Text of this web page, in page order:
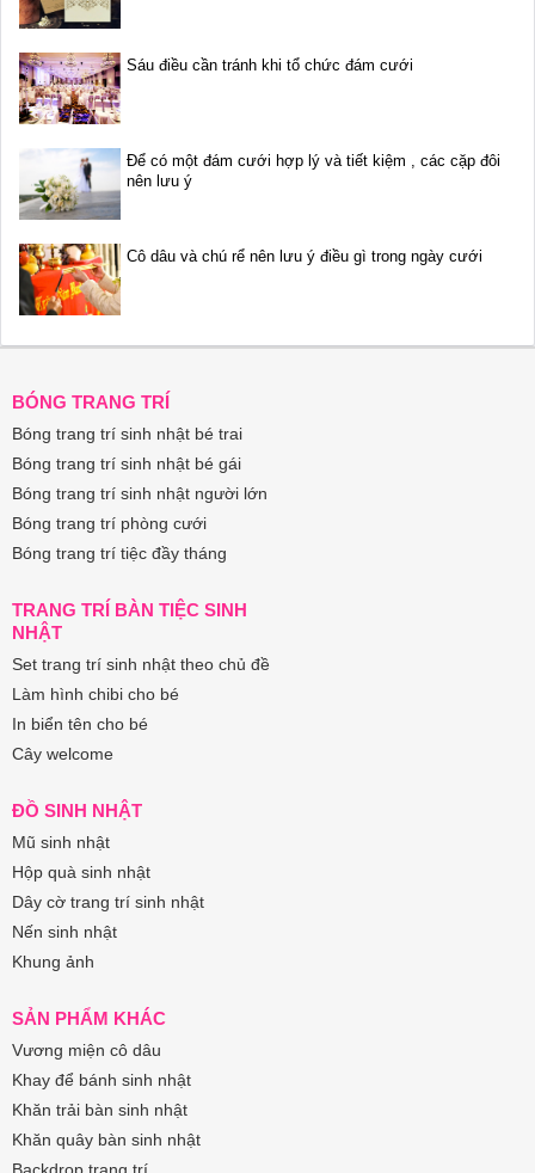
Sáu điều cần tránh khi tổ chức đám cưới
Để có một đám cưới hợp lý và tiết kiệm , các cặp đôi
nên lưu ý
Cô dâu và chú rể nên lưu ý điều gì trong ngày cưới
BÓNG TRANG TRÍ
Bóng trang trí sinh nhật bé trai
Bóng trang trí sinh nhật bé gái
Bóng trang trí sinh nhật người lớn
Bóng trang trí phòng cưới
Bóng trang trí tiệc đầy tháng
TRANG TRÍ BÀN TIỆC SINH
NHẬT
Set trang trí sinh nhật theo chủ đề
Làm hình chibi cho bé
In biển tên cho bé
Cây welcome
ĐỒ SINH NHẬT
Mũ sinh nhật
Hộp quà sinh nhật
Dây cờ trang trí sinh nhật
Nến sinh nhật
Khung ảnh
SẢN PHẨM KHÁC
Vương miện cô dâu
Khay để bánh sinh nhật
Khăn trải bàn sinh nhật
Khăn quây bàn sinh nhật